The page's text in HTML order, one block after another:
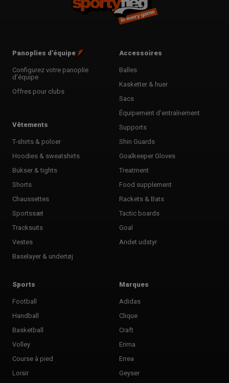
Panoplies d’équipe
Configurez votre panoplie
d’équipe
Offres pour clubs
Vêtements
T-shirts & poloer
Hoodies & sweatshirts
Bukser & tights
Shorts
Chaussettes
Sportssæt
Tracksuits
Vestes
Baselayer & undertøj
Accessoires
Balles
Kasketter & huer
Sacs
Équipement d’entraînement
Supports
Shin Guards
Goalkeeper Gloves
Treatment
Food supplement
Rackets & Bats
Tactic boards
Goal
Andet udstyr
Sports
Football
Handball
Basketball
Volley
Course à pied
Loisir
Marques
Adidas
Clique
Craft
Erima
Errea
Geyser